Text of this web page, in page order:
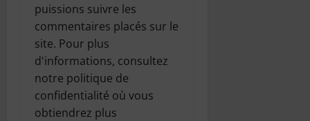
puissions suivre les
commentaires placés sur le
site. Pour plus
d'informations, consultez
notre politique de
confidentialité où vous
obtiendrez plus